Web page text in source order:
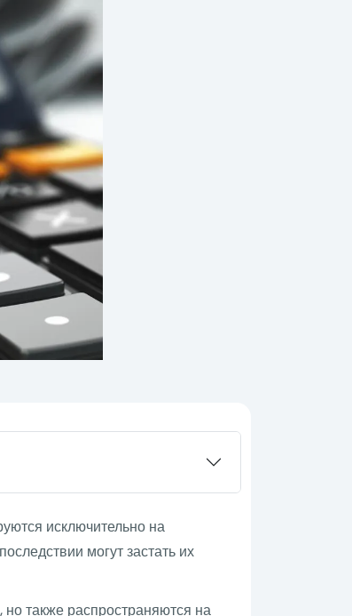
исключительно на
могут застать их
также распространяются на